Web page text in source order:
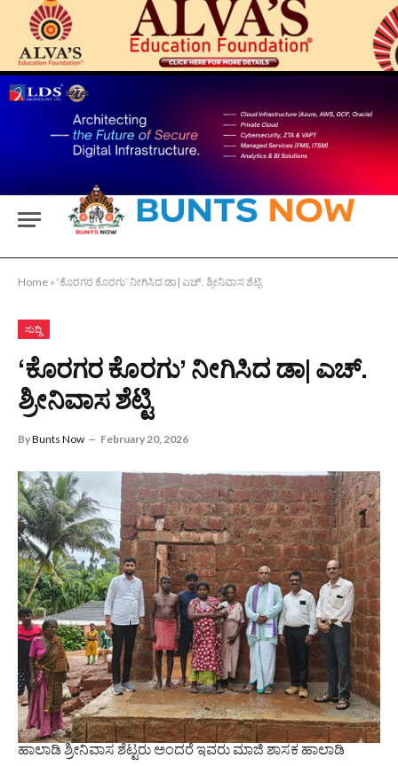
Home » ‘ಕೊರಗರ ಕೊರಗು’ ನೀಗಿಸಿದ ಡಾ| ಎಚ್. ಶ್ರೀನಿವಾಸ ಶೆಟ್ಟಿ
ಸುದ್ದಿ
‘ಕೊರಗರ ಕೊರಗು’ ನೀಗಿಸಿದ ಡಾ| ಎಚ್.
ಶ್ರೀನಿವಾಸ ಶೆಟ್ಟಿ
ByBunts Now February 20, 2026
ಹಾಲಾಡಿ ಶ್ರೀನಿವಾಸ ಶೆಟ್ಟರು ಅಂದರೆ ಇವರು ಮಾಜಿ ಶಾಸಕ ಹಾಲಾಡಿ